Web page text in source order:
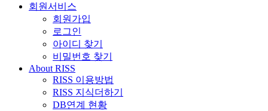
회원서비스
회원가입
로그인
아이디 찾기
비밀번호 찾기
About RISS
RISS 이용방법
RISS 지식더하기
DB연계 현황